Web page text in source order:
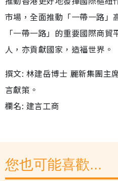
市場，全面推動「一帶一路」
「一帶一路」的重要國際商
人，亦貢獻國家，造福世界。
撰文: 林建岳博士 麗新集團主
言獻策。
欄名: 建言工商
您也可能喜歡...